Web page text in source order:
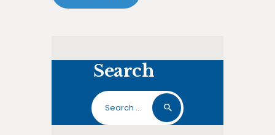
Search
Search
for: